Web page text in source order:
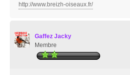
http://www.breizh-oiseaux.fr/
Gaffez Jacky
Membre